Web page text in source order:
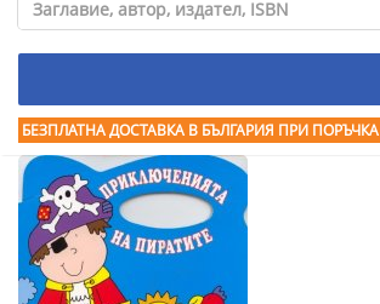
БЕЗПЛАТНА ДОСТАВКА В БЪЛГАРИЯ ПРИ ПОРЪЧКА